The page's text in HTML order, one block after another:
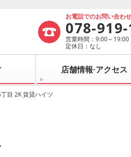
お電話でのお問い合わせ
078-
営業時間：9:00～19:00
定休日：なし
店舗情報·アクセス
目 2K 賃貸ハイツ